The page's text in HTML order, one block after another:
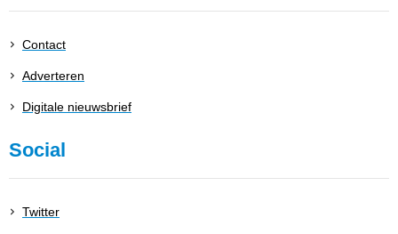
Contact
Adverteren
Digitale nieuwsbrief
Social
Twitter